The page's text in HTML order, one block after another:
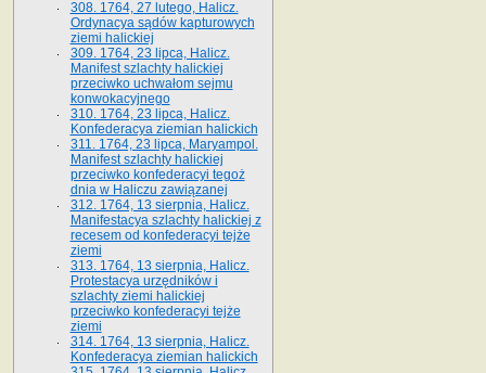
308. 1764, 27 lutego, Halicz.
Ordynacya sądów kapturowych
ziemi halickiej
309. 1764, 23 lipca, Halicz.
Manifest szlachty halickiej
przeciwko uchwałom sejmu
konwokacyjnego
310. 1764, 23 lipca, Halicz.
Konfederacya ziemian halickich
311. 1764, 23 lipca, Maryampol.
Manifest szlachty halickiej
przeciwko konfederacyi tegoż
dnia w Haliczu zawiązanej
312. 1764, 13 sierpnia, Halicz.
Manifestacya szlachty halickiej z
recesem od konfederacyi tejże
ziemi
313. 1764, 13 sierpnia, Halicz.
Protestacya urzędników i
szlachty ziemi halickiej
przeciwko konfederacyi tejże
ziemi
314. 1764, 13 sierpnia, Halicz.
Konfederacya ziemian halickich